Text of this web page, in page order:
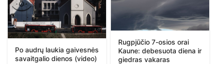
Po audrų laukia gaivesnės
savaitgalio dienos (video)
Rugpjūčio 7-osios orai
Kaune: debesuota diena ir
giedras vakaras